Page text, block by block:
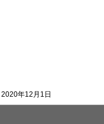
2020年12月1日